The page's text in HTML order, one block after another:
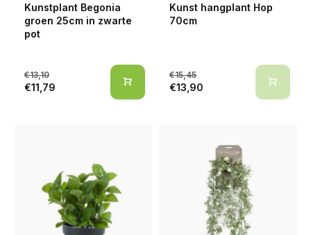
Kunstplant Begonia
groen 25cm in zwarte
pot
€13,10
€11,79
Kunst hangplant Hop
70cm
€15,45
€13,90